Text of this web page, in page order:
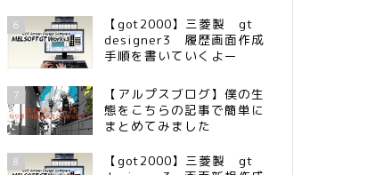
6
【got2000】三菱製 gt
designer3 履歴画面作成
手順を書いていくよー
7
【アルプスブログ】僕の生
態をこちらの記事で簡単に
まとめてみました
8
【got2000】三菱製 gt